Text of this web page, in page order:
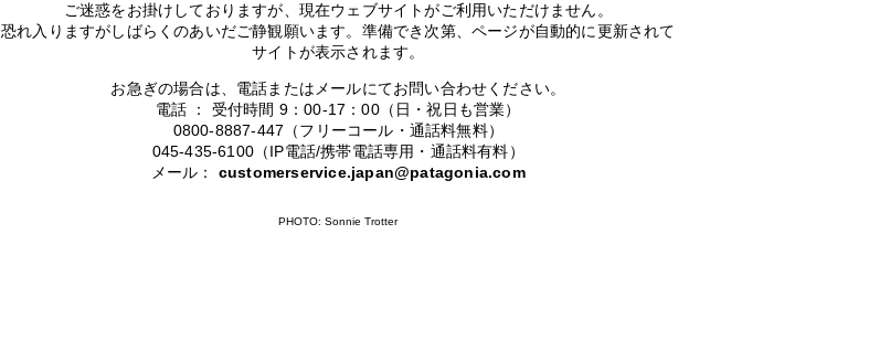
ご迷惑をお掛けしておりますが、現在ウェブサイトがご利用いただけません。
恐れ入りますがしばらくのあいだご静観願います。準備でき次第、ページが自動的に更新されて
サイトが表示されます。
お急ぎの場合は、電話またはメールにてお問い合わせください。
電話 ： 受付時間 9：00-17：00（日・祝日も営業）
0800-8887-447（フリーコール・通話料無料）
045-435-6100（IP電話/携帯電話専用・通話料有料）
メール： customerservice.japan@patagonia.com
PHOTO: Sonnie Trotter